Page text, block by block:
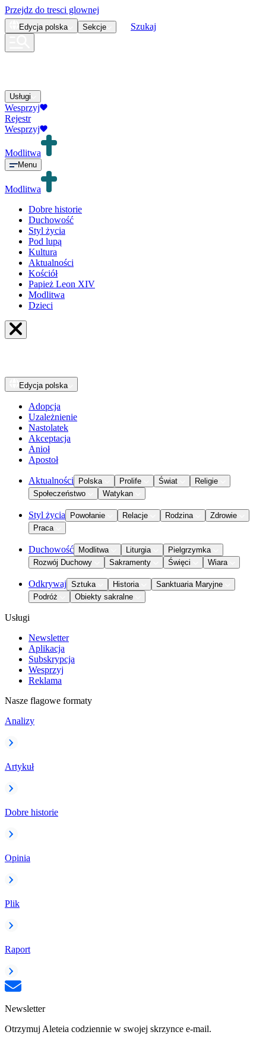
Przejdz do tresci glownej
Edycja polska Sekcje Szukaj
Usługi
Wesprzyj
Rejestr
Wesprzyj
Modlitwa
Menu
Modlitwa
Dobre historie
Duchowość
Styl życia
Pod lupą
Kultura
Aktualności
Kościół
Papież Leon XIV
Modlitwa
Dzieci
Edycja polska
Adopcja
Uzależnienie
Nastolatek
Akceptacja
Anioł
Apostoł
Aktualności Polska Prolife Świat
Religie
Społeczeństwo
Watykan
Styl życia Powołanie Relacje Rodzina
Zdrowie
Praca
Duchowość Modlitwa Liturgia
Pielgrzymka
Rozwój Duchowy
Sakramenty Święci Wiara
Odkrywaj Sztuka Historia
Sanktuaria Maryjne
Podróż
Obiekty sakralne
Usługi
Newsletter
Aplikacja
Subskrypcja
Wesprzyj
Reklama
Nasze flagowe formaty
Analizy
Artykuł
Dobre historie
Opinia
Plik
Raport
Newsletter
Otrzymuj Aleteia codziennie w swojej skrzynce e-mail.